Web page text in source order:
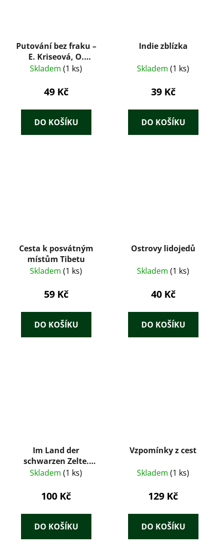
Putování bez fraku –
E. Kriseová, O.
Mohyla, V. Miltner
Skladem (1 ks)
49 Kč
DO KOŠÍKU
Indie zblízka
Skladem (1 ks)
39 Kč
DO KOŠÍKU
Cesta k posvátným
místům Tibetu
Skladem (1 ks)
59 Kč
DO KOŠÍKU
Ostrovy lidojedů
Skladem (1 ks)
40 Kč
DO KOŠÍKU
Im Land der
schwarzen Zelte.
Mein Leben unter den
Skladem (1 ks)
100 Kč
DO KOŠÍKU
Vzpomínky z cest
Skladem (1 ks)
129 Kč
DO KOŠÍKU